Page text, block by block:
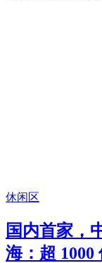
休闲区
国内首家，
海：超